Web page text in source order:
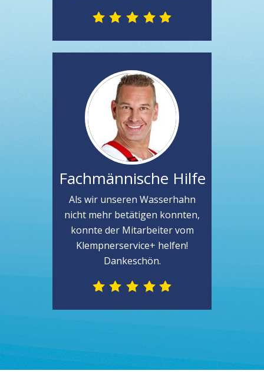
Fachmännische Hilfe
Als wir unseren Wasserhahn
nicht mehr betätigen konnten,
konnte der Mitarbeiter vom
Klempnerservice+ helfen!
Dankeschön.